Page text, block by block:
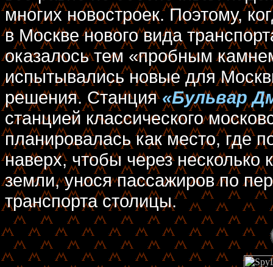
многих новостроек. Поэтому,
в Москве нового вида
оказалось тем «пробным
испытывались новые для
решения. Станция«Бульвар
станцией классического
планировалась как место, где
наверх, чтобы через несколько
земли, унося пассажиров по
транспорта столицы.